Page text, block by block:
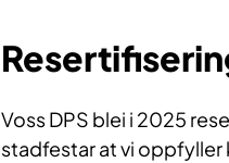
Voss DPS blei i 2025
stadfestar at vi